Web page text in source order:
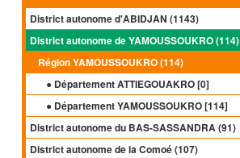
District autonome d'ABIDJAN (1143)
District autonome de YAMOUSSOUKRO (114)
Région YAMOUSSOUKRO (114)
● Département ATTIEGOUAKRO [0]
● Département YAMOUSSOUKRO [114]
District autonome du BAS-SASSANDRA (91)
District autonome de la Comoé (107)